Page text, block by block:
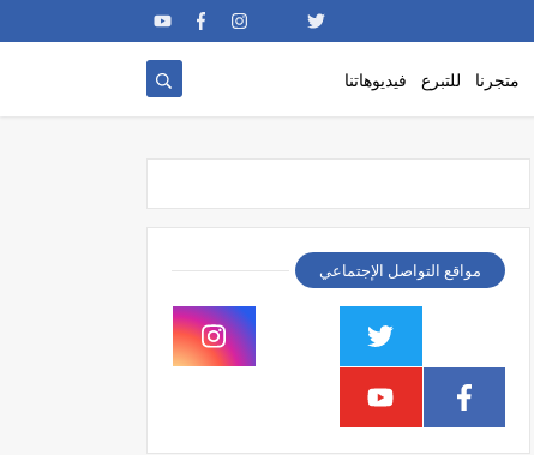
متجرنا للتبرع فيديوهاتنا
مواقع التواصل الإجتماعي